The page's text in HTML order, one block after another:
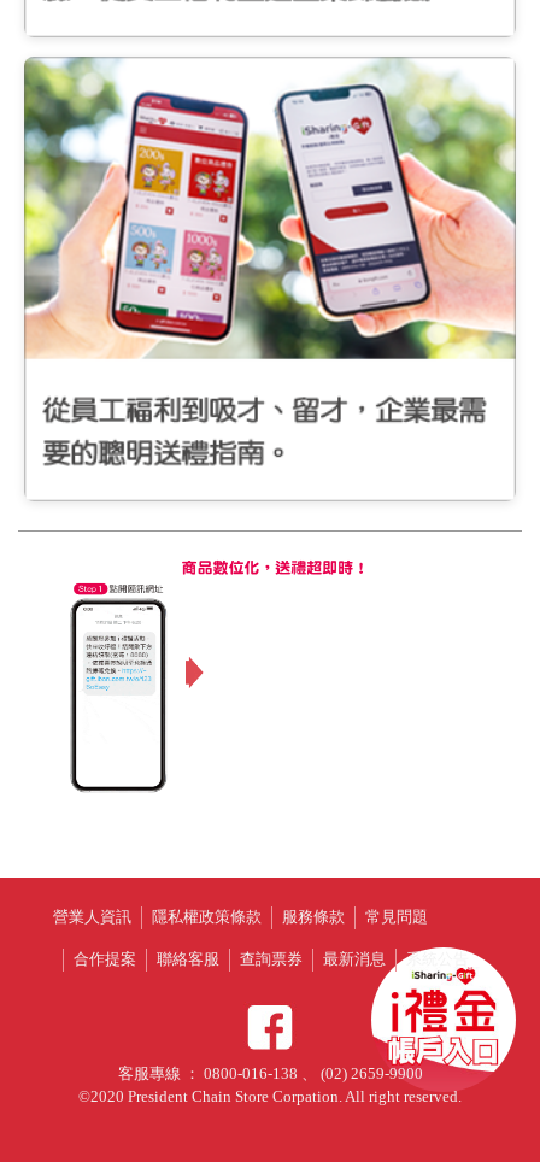
營業人資訊 隱私權政策條款 服務條款 常見問題
合作提案 聯絡客服 查詢票券 最新消息 系統公告
客服專線 ： 0800-016-138 、 (02) 2659-9900
©2020 President Chain Store Corpation. All right reserved.